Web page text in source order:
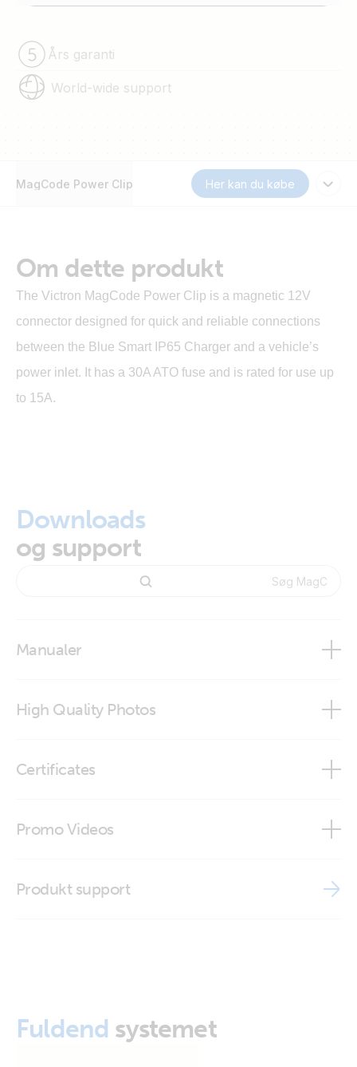
Års garanti
World-wide support
MagCode Power Clip Her kan du købe
Om dette produkt
The Victron MagCode Power Clip is a magnetic 12V
connector designed for quick and reliable connections
between the Blue Smart IP65 Charger and a vehicle’s
power inlet. It has a 30A ATO fuse and is rated for use up
to 15A.
Downloads
og support
Manualer
High Quality Photos
MagCode Power Clip (front 2)
Certificates
Promo Videos
Produkt support
Fuldend systemet